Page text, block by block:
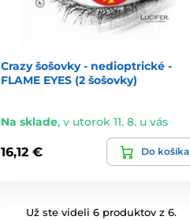
Crazy šošovky - nedioptrické -
FLAME EYES (2 šošovky)
Na sklade, v utorok 11. 8. u vás
16,12 € Do košíka
Už ste videli 6 produktov z 6.